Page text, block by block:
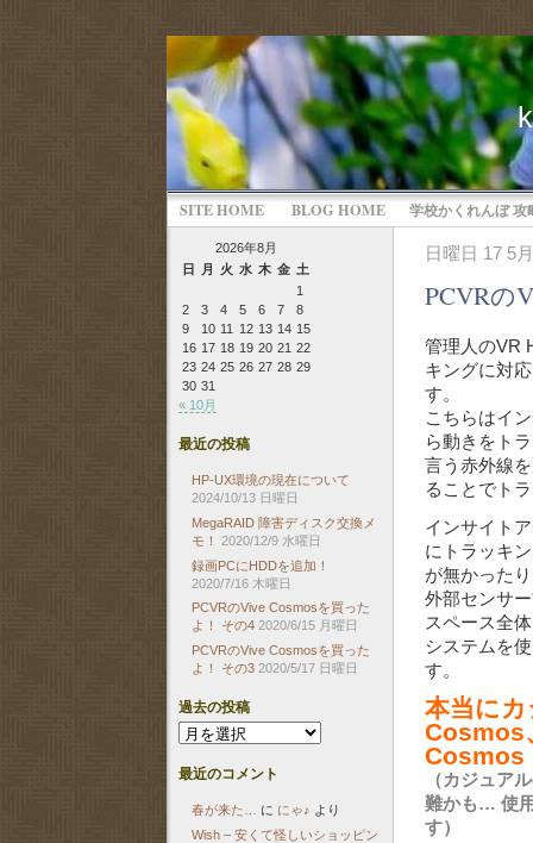
SITE HOME BLOG HOME 学校かくれんぼ 攻
日曜日 17 5
PCVRの
管理人のVR
キングに対
す。
こちらはイ
ら動きをト
言う赤外線
ることでト
インサイト
にトラッキ
が無かった
外部センサ
スペース全
システムを
す。
本当に
Cosmos
Cosmos
（カジュア
難かも… 使
す）
2026年8月
日
月 火 水 木 金 土
1
2
3 4 5 6 7
8
9
10 11 12 13 14 15
16 17 18 19 20 21 22
23 24 25 26 27 28 29
30 31
« 10月
最近の投稿
HP-UX環境の現在について
2024/10/13 日曜日
MegaRAID 障害ディスク交換メ
モ！
2020/12/9 水曜日
録画PCにHDDを追加！
2020/7/16 木曜日
PCVRのVive Cosmosを買った
よ！ その4 2020/6/15 月曜日
PCVRのVive Cosmosを買った
よ！ その3 2020/5/17 日曜日
過去の投稿
過
去
の
投
最近のコメント
春が来た… に にゃ♪ より
Wish – 安くて怪しいショッピン